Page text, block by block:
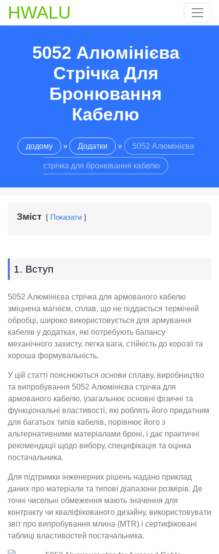
HWALU
5052 Алюмінієва
Стрічка Для
Бронювання
Кабелю
додому » Додатки » 5052 Алюмінієва
стрічка для бронювання кабелю
Зміст Показати
1. Вступ
5052 Алюмінієва стрічка для армованого кабелю
зміцнена магнієм, сплав, що не піддається термічній
обробці, широко використовується для армування
кабелів у додатках, які потребують балансу
механічного захисту, легка вага, стійкість до корозії та
хороша формувальність.
У цій статті пояснюються основи сплаву, виробництво
та випробування 5052 Алюмінієва стрічка для
армованого кабелю, узагальнює основні фізичні та
функціональні властивості, які роблять його придатним
для багатьох типів кабелів, порівнює його з
альтернативними матеріалами броні, і дає практичні
рекомендації щодо вибору, специфікація та оцінка
постачальника.
Для підтримки інженерних рішень надано приклад
даних про матеріали та типові діапазони розмірів. Де
точні чисельні обмеження мають значення для
контракту чи кваліфікованого дизайну, використовувати
звіт про випробування млина (MTR) і сертифіковані
таблиці властивостей постачальника.